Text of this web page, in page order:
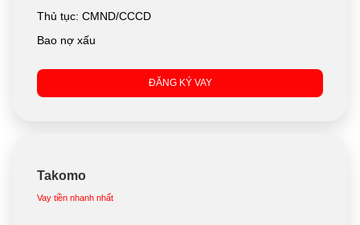
Thủ tục: CMND/CCCD
Bao nợ xấu
ĐĂNG KÝ VAY
Takomo
Vay tiền nhanh nhất